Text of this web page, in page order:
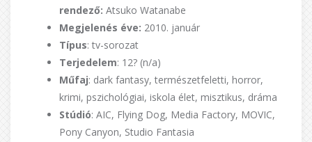
rendező: Atsuko Watanabe
Megjelenés éve: 2010. január
Típus: tv-sorozat
Terjedelem: 12? (n/a)
Műfaj: dark fantasy, természetfeletti, horror,
krimi, pszichológiai, iskola élet, misztikus, dráma
Stúdió: AIC, Flying Dog, Media Factory, MOVIC,
Pony Canyon, Studio Fantasia